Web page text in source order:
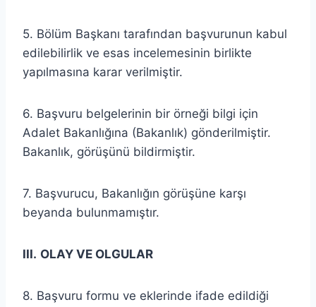
5. Bölüm Başkanı tarafından başvurunun kabul
edilebilirlik ve esas incelemesinin birlikte
yapılmasına karar verilmiştir.
6. Başvuru belgelerinin bir örneği bilgi için
Adalet Bakanlığına (Bakanlık) gönderilmiştir.
Bakanlık, görüşünü bildirmiştir.
7. Başvurucu, Bakanlığın görüşüne karşı
beyanda bulunmamıştır.
III. OLAY VE OLGULAR
8. Başvuru formu ve eklerinde ifade edildiği